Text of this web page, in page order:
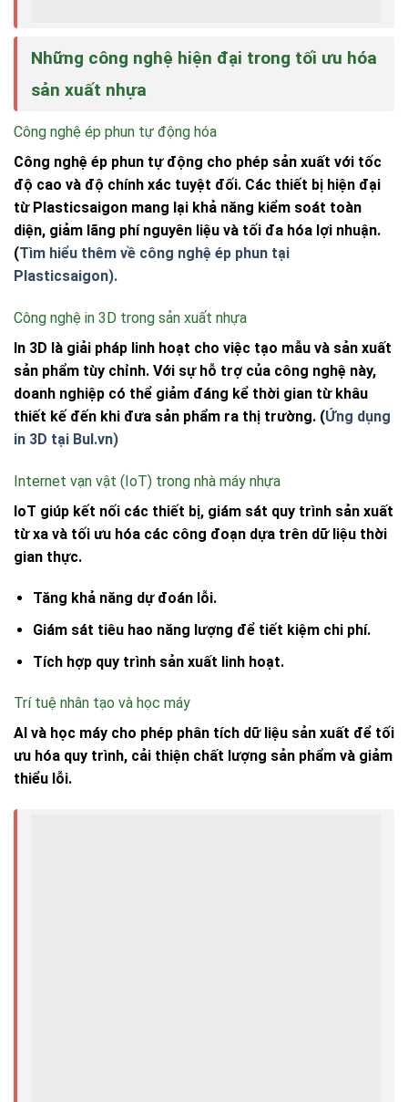
Những công nghệ hiện đại trong tối ưu hóa
sản xuất nhựa
Công nghệ ép phun tự động hóa
Công nghệ ép phun tự động cho phép sản xuất với tốc
độ cao và độ chính xác tuyệt đối. Các thiết bị hiện đại
từ Plasticsaigon mang lại khả năng kiểm soát toàn
diện, giảm lãng phí nguyên liệu và tối đa hóa lợi nhuận.
(Tìm hiểu thêm về công nghệ ép phun tại
Plasticsaigon).
Công nghệ in 3D trong sản xuất nhựa
In 3D là giải pháp linh hoạt cho việc tạo mẫu và sản xuất
sản phẩm tùy chỉnh. Với sự hỗ trợ của công nghệ này,
doanh nghiệp có thể giảm đáng kể thời gian từ khâu
thiết kế đến khi đưa sản phẩm ra thị trường. (Ứng dụng
in 3D tại Bul.vn)
Internet vạn vật (IoT) trong nhà máy nhựa
IoT giúp kết nối các thiết bị, giám sát quy trình sản xuất
từ xa và tối ưu hóa các công đoạn dựa trên dữ liệu thời
gian thực.
Tăng khả năng dự đoán lỗi.
Giám sát tiêu hao năng lượng để tiết kiệm chi phí.
Tích hợp quy trình sản xuất linh hoạt.
Trí tuệ nhân tạo và học máy
AI và học máy cho phép phân tích dữ liệu sản xuất để tối
ưu hóa quy trình, cải thiện chất lượng sản phẩm và giảm
thiểu lỗi.